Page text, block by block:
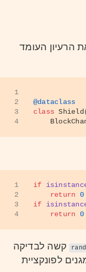
הרעיון העומד
1
2
3
4
@dataclass
class Shield
1
2
3
4
if
return 0
if
return 0
קשה לבדיקה
לפונקציית